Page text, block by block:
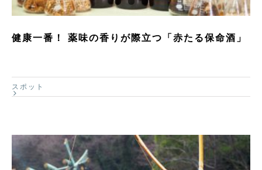
健康一番！ 薬味の香りが際立つ「赤たる保命酒」
スポット